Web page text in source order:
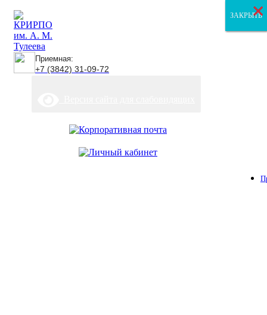
Приемная:
+7 (3842) 31-09-72
ЗАКРЫТЬ
ЗАКРЫТЬ
ЗАКРЫТЬ
×
×
×